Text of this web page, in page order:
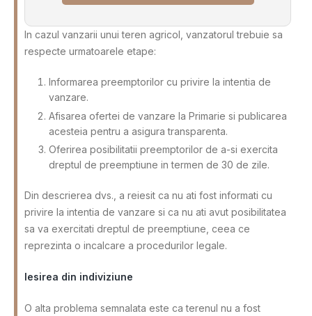
In cazul vanzarii unui teren agricol, vanzatorul trebuie sa
respecte urmatoarele etape:
Informarea preemptorilor cu privire la intentia de
vanzare.
Afisarea ofertei de vanzare la Primarie si publicarea
acesteia pentru a asigura transparenta.
Oferirea posibilitatii preemptorilor de a-si exercita
dreptul de preemptiune in termen de 30 de zile.
Din descrierea dvs., a reiesit ca nu ati fost informati cu
privire la intentia de vanzare si ca nu ati avut posibilitatea
sa va exercitati dreptul de preemptiune, ceea ce
reprezinta o incalcare a procedurilor legale.
Iesirea din indiviziune
O alta problema semnalata este ca terenul nu a fost